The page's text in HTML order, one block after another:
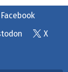
Facebook
X